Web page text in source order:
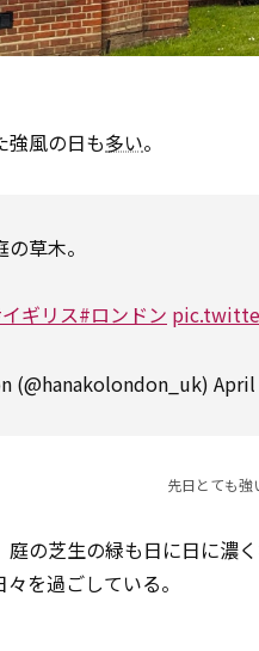
強風の日も多い。
草木。
ギリス#ロンドン
(@hanakolondon_uk) April
先日とても強
庭の芝生の緑も日に日に濃
を過ごしている。